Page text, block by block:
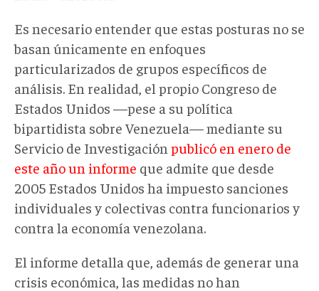
Es necesario entender que estas posturas no se
basan únicamente en enfoques
particularizados de grupos específicos de
análisis. En realidad, el propio Congreso de
Estados Unidos —pese a su política
bipartidista sobre Venezuela— mediante su
Servicio de Investigación publicó en enero de
este año un informe que admite que desde
2005 Estados Unidos ha impuesto sanciones
individuales y colectivas contra funcionarios y
contra la economía venezolana.
El informe detalla que, además de generar una
crisis económica, las medidas no han